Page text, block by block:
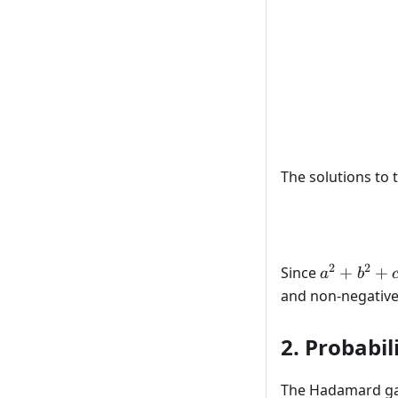
The solutions to
Sincea^2
+
c^2
1
a2 + b2 +
and non-
2.
The Hadamard